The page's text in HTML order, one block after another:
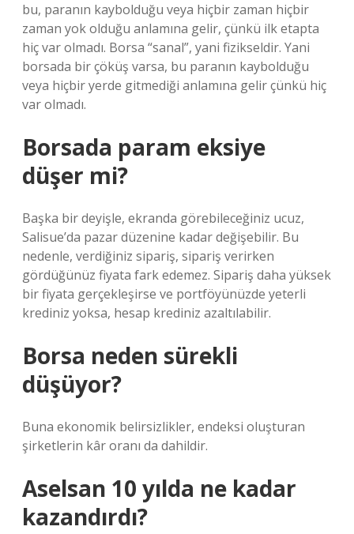
bu, paranın kaybolduğu veya hiçbir zaman hiçbir
zaman yok olduğu anlamına gelir, çünkü ilk etapta
hiç var olmadı. Borsa “sanal”, yani fizikseldir. Yani
borsada bir çöküş varsa, bu paranın kaybolduğu
veya hiçbir yerde gitmediği anlamına gelir çünkü hiç
var olmadı.
Borsada param eksiye
düşer mi?
Başka bir deyişle, ekranda görebileceğiniz ucuz,
Salisue’da pazar düzenine kadar değişebilir. Bu
nedenle, verdiğiniz sipariş, sipariş verirken
gördüğünüz fiyata fark edemez. Sipariş daha yüksek
bir fiyata gerçekleşirse ve portföyünüzde yeterli
krediniz yoksa, hesap krediniz azaltılabilir.
Borsa neden sürekli
düşüyor?
Buna ekonomik belirsizlikler, endeksi oluşturan
şirketlerin kâr oranı da dahildir.
Aselsan 10 yılda ne kadar
kazandırdı?